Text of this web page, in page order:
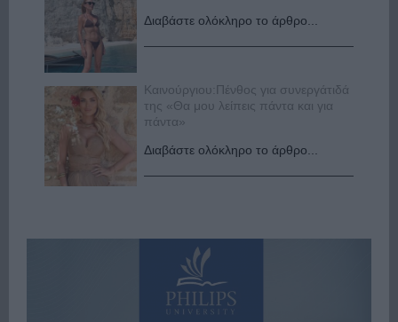
Διαβάστε ολόκληρο το άρθρο...
Καινούργιου:Πένθος για συνεργάτιδά
της «Θα μου λείπεις πάντα και για
πάντα»
Διαβάστε ολόκληρο το άρθρο...